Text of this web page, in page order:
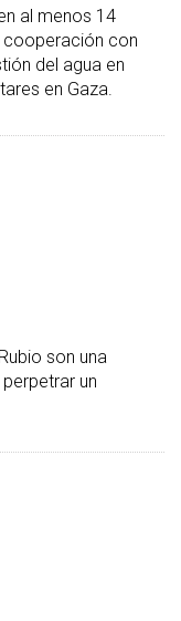
al menos 14
cooperación con
del agua en
en Gaza.
son una
un